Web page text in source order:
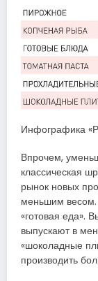
Инфографика
Впрочем,
классическая
рынок новых
меньшим весом.
«готовая еда».
выпускают в
«шоколадные
производить